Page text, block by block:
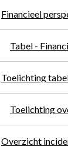
Financieel
Tabel -
Toelichting
Toelichting
Overzicht